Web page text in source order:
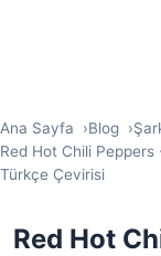
Ana Sayfa Blog
Red Hot Chili Peppers
Türkçe Çevirisi
Red Hot